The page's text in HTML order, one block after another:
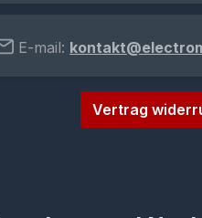
E-mail:
Vertrag